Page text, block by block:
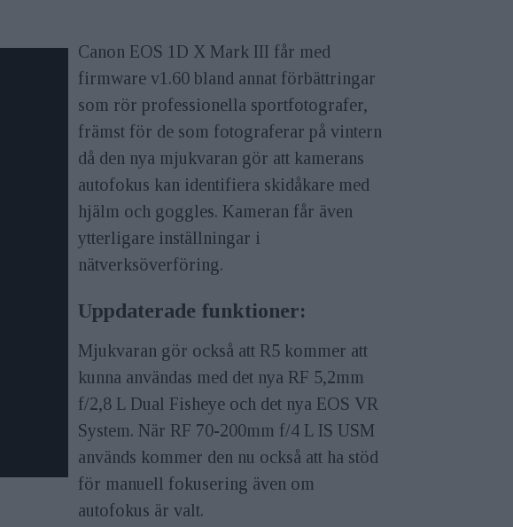
Canon EOS 1D X Mark III får med
firmware v1.60 bland annat förbättringar
som rör professionella sportfotografer,
främst för de som fotograferar på vintern
då den nya mjukvaran gör att kamerans
autofokus kan identifiera skidåkare med
hjälm och goggles. Kameran får även
ytterligare inställningar i
nätverksöverföring.
Uppdaterade funktioner:
Mjukvaran gör också att R5 kommer att
kunna användas med det nya RF 5,2mm
f/2,8 L Dual Fisheye och det nya EOS VR
System. När RF 70-200mm f/4 L IS USM
används kommer den nu också att ha stöd
för manuell fokusering även om
autofokus är valt.